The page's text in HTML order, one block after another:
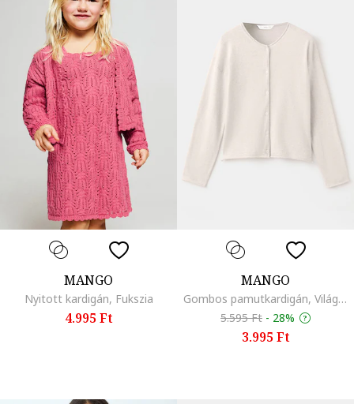
MANGO
Nyitott kardigán, Fukszia
4.995 Ft
MANGO
Gombos pamutkardigán, Világosbézs
5.595 Ft - 28%
3.995 Ft